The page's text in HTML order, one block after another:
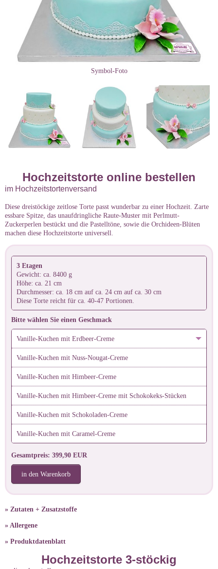
Symbol-Foto
Hochzeitstorte online bestellen
im Hochzeitstortenversand
Diese dreistöckige zeitlose Torte passt wunderbar zu einer Hochzeit. Zarte
essbare Spitze, das unaufdringliche Raute-Muster mit Perlmutt-
Zuckerperlen bestückt und die Pastelltöne, sowie die Orchideen-Blüten
machen diese Hochzeitstorte universell.
3 Etagen
Gewicht: ca. 8400 g
Höhe: ca. 21 cm
Durchmesser: ca. 18 cm auf ca. 24 cm auf ca. 30 cm
Diese Torte reicht für ca. 40-47 Portionen.
Bitte wählen Sie einen Geschmack
Vanille-Kuchen mit Erdbeer-Creme
Vanille-Kuchen mit Nuss-Nougat-Creme
Vanille-Kuchen mit Himbeer-Creme
Vanille-Kuchen mit Himbeer-Creme mit Schokokeks-Stücken
Vanille-Kuchen mit Schokoladen-Creme
Vanille-Kuchen mit Caramel-Creme
Gesamtpreis: 399,90 EUR
in den Warenkorb
» Zutaten + Zusatzstoffe
» Allergene
» Produktdatenblatt
Hochzeitstorte 3-stöckig